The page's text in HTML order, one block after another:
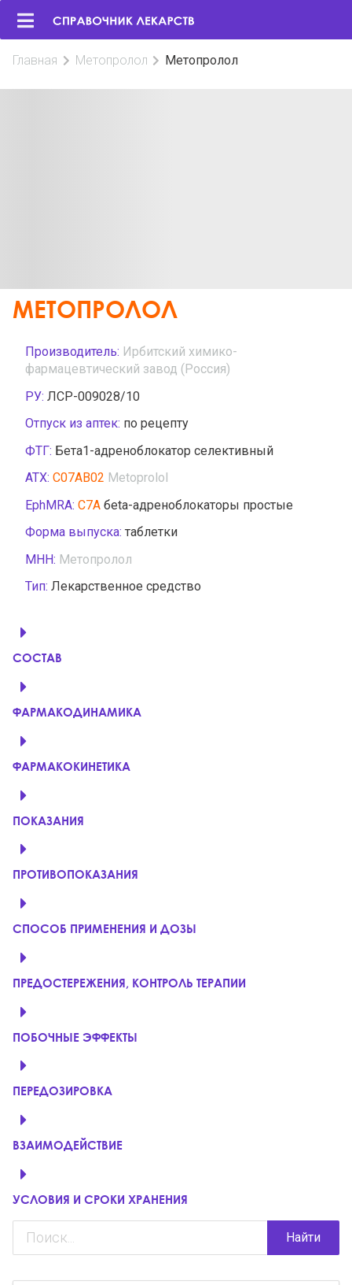
Главная Метопролол Метопролол
МЕТОПРОЛОЛ
Производитель: Ирбитский химико-
фармацевтический завод (Россия)
РУ: ЛСР-009028/10
Отпуск из аптек: по рецепту
ФТГ: Бета1-адреноблокатор селективный
АТХ: C07AB02 Metoprolol
EphMRA: C7A бeta-адреноблокаторы простые
Форма выпуска: таблетки
МНН: Метопролол
Тип: Лекарственное средство
СОСТАВ
ФАРМАКОДИНАМИКА
ФАРМАКОКИНЕТИКА
ПОКАЗАНИЯ
ПРОТИВОПОКАЗАНИЯ
СПОСОБ ПРИМЕНЕНИЯ И ДОЗЫ
ПРЕДОСТЕРЕЖЕНИЯ, КОНТРОЛЬ ТЕРАПИИ
ПОБОЧНЫЕ ЭФФЕКТЫ
ПЕРЕДОЗИРОВКА
ВЗАИМОДЕЙСТВИЕ
УСЛОВИЯ И СРОКИ ХРАНЕНИЯ
Найти